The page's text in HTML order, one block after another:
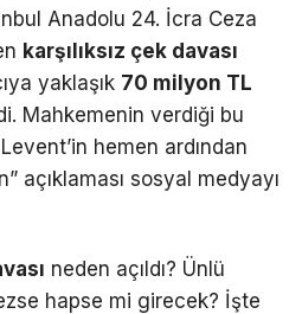
Anadolu 24. İcra Ceza
karşılıksız çek davası
yaklaşık 70 milyon TL
Mahkemenin verdiği bu
hemen ardından
açıklaması sosyal medyayı
neden açıldı? Ünlü
hapse mi girecek? İşte